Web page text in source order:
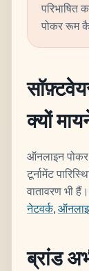
परिभाषित
पोकर रूम
क्यों
ऑनलाइन
टूर्नामेंट
वातावरण भी
नेटवर्क,
ब्रांड